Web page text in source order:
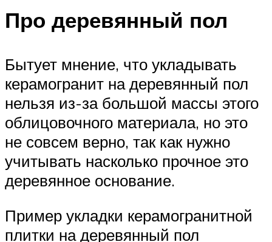
Про деревянный пол
Бытует мнение, что укладывать
керамогранит на деревянный пол
нельзя из-за большой массы этого
облицовочного материала, но это
не совсем верно, так как нужно
учитывать насколько прочное это
деревянное основание.
Пример укладки керамогранитной
плитки на деревянный пол